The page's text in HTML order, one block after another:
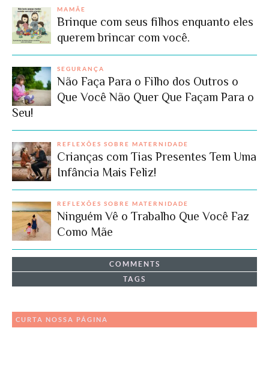
MAMÃE
Brinque com seus filhos enquanto eles
querem brincar com você.
SEGURANÇA
Não Faça Para o Filho dos Outros o
Que Você Não Quer Que Façam Para o
Seu!
REFLEXÕES SOBRE MATERNIDADE
Crianças com Tias Presentes Tem Uma
Infância Mais Feliz!
REFLEXÕES SOBRE MATERNIDADE
Ninguém Vê o Trabalho Que Você Faz
Como Mãe
COMMENTS
TAGS
CURTA NOSSA PÁGINA